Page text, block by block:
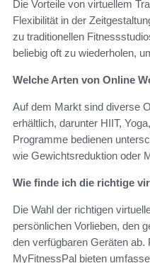
Die Vorteile von virtuellem
Flexibilität in der
zu traditionellen
beliebig oft zu wiederholen,
Welche Arten von Online
Auf dem Markt sind diverse
erhältlich, darunter HIIT,
Programme bedienen
wie Gewichtsreduktion oder
Wie finde ich die richtige
Die Wahl der richtigen
persönlichen Vorlieben, den
den verfügbaren Geräten
MyFitnessPal bieten